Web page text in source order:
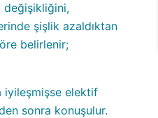
değişikliğini,
şişlik azaldıktan
belirlenir;
iyileşmişse elektif
sonra konuşulur.